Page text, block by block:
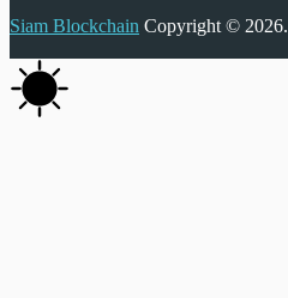
Siam Blockchain Copyright © 2026.